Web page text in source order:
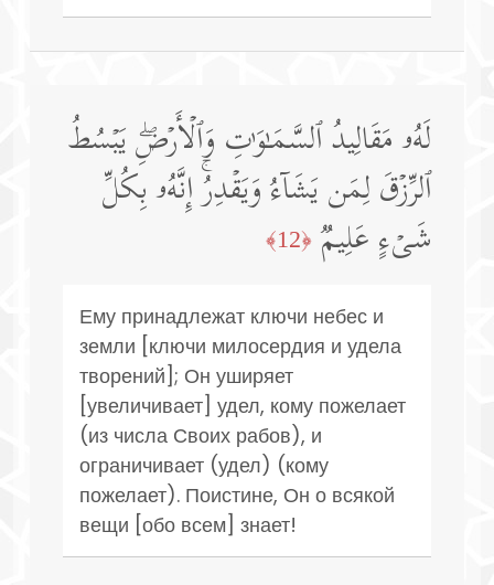
لَهُۥ مَقَالِیدُ ٱلسَّمَـٰوَ ٰ⁠تِ وَٱلۡأَرۡضِۖ یَبۡسُطُ
ٱلرِّزۡقَ لِمَن یَشَاۤءُ وَیَقۡدِرُۚ إِنَّهُۥ بِكُلِّ
شَیۡءٍ عَلِیمࣱ ﴿12﴾
Ему принадлежат ключи небес и
земли [ключи милосердия и удела
творений]; Он уширяет
[увеличивает] удел, кому пожелает
(из числа Своих рабов), и
ограничивает (удел) (кому
пожелает). Поистине, Он о всякой
вещи [обо всем] знает!